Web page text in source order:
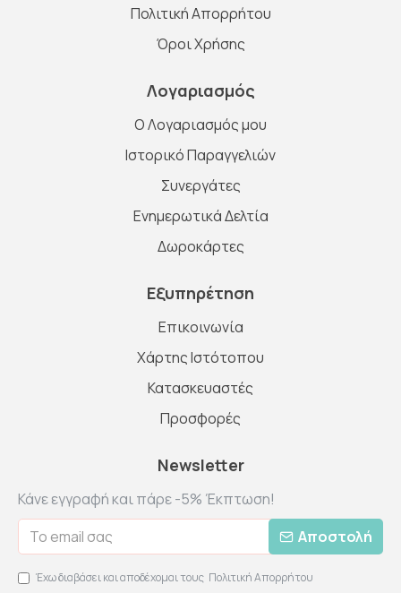
Πολιτική Απορρήτου
Όροι Χρήσης
Λογαριασμός
O Λογαριασμός μου
Ιστορικό Παραγγελιών
Συνεργάτες
Ενημερωτικά Δελτία
Δωροκάρτες
Εξυπηρέτηση
Επικοινωνία
Χάρτης Ιστότοπου
Κατασκευαστές
Προσφορές
Newsletter
Κάνε εγγραφή και πάρε -5% Έκπτωση!
Αποστολή
Έχω διαβάσει και αποδέχομαι τους Πολιτική Απορρήτου